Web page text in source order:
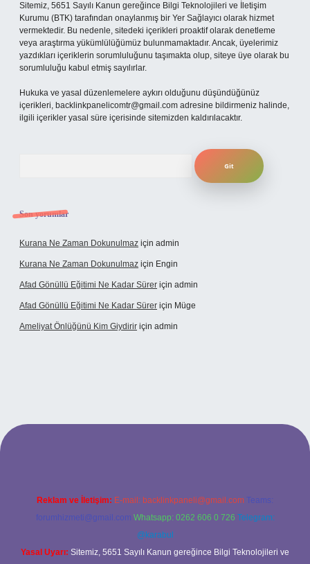
Sitemiz, 5651 Sayılı Kanun gereğince Bilgi Teknolojileri ve İletişim
Kurumu (BTK) tarafından onaylanmış bir Yer Sağlayıcı olarak hizmet
vermektedir. Bu nedenle, sitedeki içerikleri proaktif olarak denetleme
veya araştırma yükümlülüğümüz bulunmamaktadır. Ancak, üyelerimiz
yazdıkları içeriklerin sorumluluğunu taşımakta olup, siteye üye olarak bu
sorumluluğu kabul etmiş sayılırlar.
Hukuka ve yasal düzenlemelere aykırı olduğunu düşündüğünüz
içerikleri, backlinkpanelicomtr@gmail.com adresine bildirmeniz halinde,
ilgili içerikler yasal süre içerisinde sitemizden kaldırılacaktır.
Son yorumlar
Kurana Ne Zaman Dokunulmaz için admin
Kurana Ne Zaman Dokunulmaz için Engin
Afad Gönüllü Eğitimi Ne Kadar Sürer için admin
Afad Gönüllü Eğitimi Ne Kadar Sürer için Müge
Ameliyat Önlüğünü Kim Giydirir için admin
Reklam ve İletişim: E-mail: backlinkpaneli@gmail.com Teams:
forumhizmeti@gmail.com Whatsapp: 0262 606 0 726 Telegram:
@karabul
Yasal Uyarı: Sitemiz, 5651 Sayılı Kanun gereğince Bilgi Teknolojileri ve